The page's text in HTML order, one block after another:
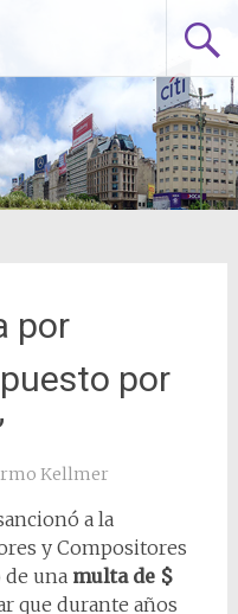
por
por
Kellmer
a la
y Compositores
de una multa de $
que durante años